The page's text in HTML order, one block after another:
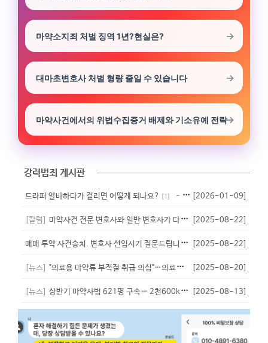
마약소지죄 처벌 징역 1년?현실은?
대마초변호사 처벌 형량 줄일 수 있습니다
마약사건에서의 위법수집증거 배제와 기소유예 전략
강력범죄 게시판
드라퍼 알바하다가 걸리면 어떻게 되나요? 1 - 익명 [2026-01-09]
[칼럼] 마약사건 전문 변호사와 일반 변호사가 다른 이유 [1] - 법무법인 대청
[2025-08-22]
매
매 투약 사건송치. 변호사 선임시기 질문드립니다. 3] - 특별시
[2025-08-22]
[뉴스] "의료용 마약류 부적절 취급 의심"…의료기관 60곳 점검 - 비서실장
[2025-08-20]
[뉴스] 상반기 마약사범 621명 구속… 2천600kg 압수 - 비서실장
[2025-08-13]